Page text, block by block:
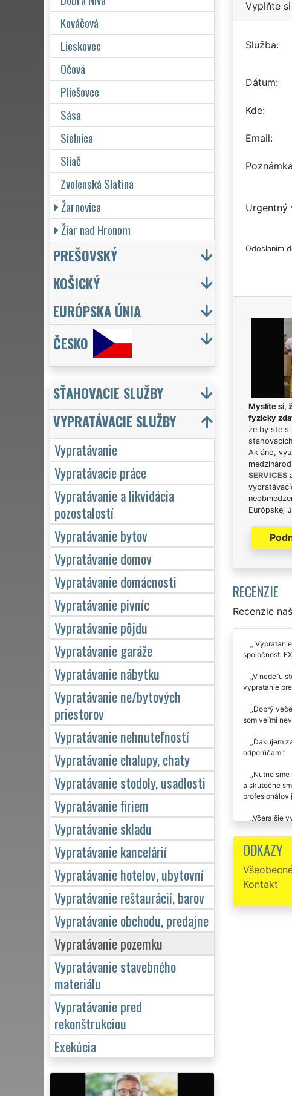
Vyplňte
Služba
Dátum
Kde
Email
Poznámka
Urgentný
Odoslaním
Myslíte si,
fyzicky
že by ste
Ak áno,
SERVICES
Európskej
RECENZIE
Recenzie
spoločnosti
V nedeľu
vypratanie
Dobrý
som veľmi
Ďakujem
odporúčam.
Nutne sme
a skutočne
profesionálov
Včerajšie
ODKAZY
Kontakt
Kováčová
Lieskovec
Očová
Pliešovce
Sása
Sielnica
Sliač
Zvolenská Slatina
Žarnovica
Žiar nad Hronom
PREŠOVSKÝ
KOŠICKÝ
EURÓPSKA ÚNIA
ČESKO
SŤAHOVACIE SLUŽBY
VYPRATÁVACIE SLUŽBY
Vypratávanie
Vypratávacie práce
Vypratávanie a likvidácia
pozostalostí
Vypratávanie bytov
Vypratávanie domov
Vypratávanie domácnosti
Vypratávanie pivníc
Vypratávanie pôjdu
Vypratávanie garáže
Vypratávanie nábytku
Vypratávanie ne/bytových
priestorov
Vypratávanie nehnuteľností
Vypratávanie chalupy, chaty
Vypratávanie stodoly, usadlosti
Vypratávanie firiem
Vypratávanie skladu
Vypratávanie kancelárií
Vypratávanie hotelov, ubytovní
Vypratávanie reštaurácií, barov
Vypratávanie obchodu, predajne
Vypratávanie pozemku
Vypratávanie stavebného
materiálu
Vypratávanie pred
rekonštrukciou
Exekúcia